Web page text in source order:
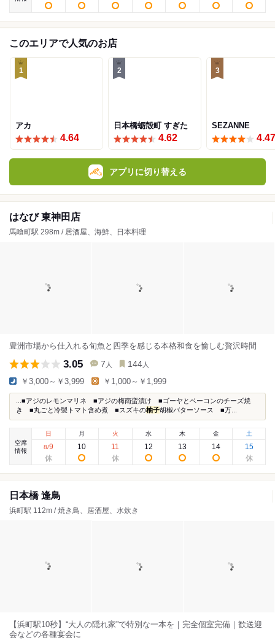
このエリアで人気のお店
1
アカ
4.64
2
日本橋蛎殻町 すぎた
4.62
3
SEZANNE
4.47
アプリに切り替える
はなび 東神田店
馬喰町駅 298m / 居酒屋、海鮮、日本料理
豊洲市場から仕入れる旬魚と四季を感じる本格和食を愉しむ贅沢時間
3.05 7 人 144 人
￥3,000～￥3,999 ￥1,000～￥1,999
...■アジのレモンマリネ ■アジの梅南蛮漬け ■ゴーヤとベーコンのチーズ焼
き ■丸ごと冷製トマト含め煮 ■スズキの柚子胡椒バターソース ■万...
空席
情報
日
8/9
月
10
火
11
水
12
木
13
金
14
土
15
日本橋 逢鳥
浜町駅 112m / 焼き鳥、居酒屋、水炊き
【浜町駅10秒】“大人の隠れ家”で特別な一本を｜完全個室完備｜歓送迎
会などの各種宴会に